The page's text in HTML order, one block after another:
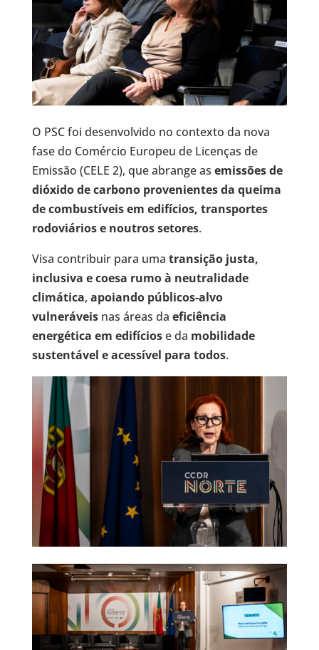
O PSC foi desenvolvido no contexto da nova
fase do Comércio Europeu de Licenças de
Emissão (CELE 2), que abrange as emissões de
dióxido de carbono provenientes da queima
de combustíveis em edifícios, transportes
rodoviários e noutros setores.
Visa contribuir para uma transição justa,
inclusiva e coesa rumo à neutralidade
climática, apoiando públicos-alvo
vulneráveisnas áreas da eficiência
energética em edifíciose da mobilidade
sustentável e acessível para todos.